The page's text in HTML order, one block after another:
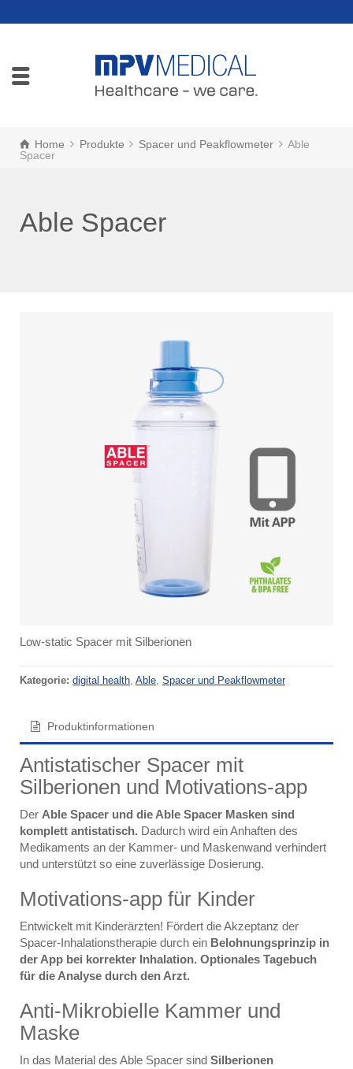
Home Produkte Spacer und Peakflowmeter
Able
Spacer
Able Spacer
Low-static Spacer mit Silberionen
Kategorie: digital health, Able, Spacer und Peakflowmeter
Produktinformationen
Antistatischer Spacer mit
Silberionen und Motivations-app
Der Able Spacer und die Able Spacer Masken sind
komplett antistatisch. Dadurch wird ein Anhaften des
Medikaments an der Kammer- und Maskenwand verhindert
und unterstützt so eine zuverlässige Dosierung.
Motivations-app für Kinder
Entwickelt mit Kinderärzten! Fördert die Akzeptanz der
Spacer-Inhalationstherapie durch ein Belohnungsprinzip in
der App bei korrekter Inhalation. Optionales Tagebuch
für die Analyse durch den Arzt.
Anti-Mikrobielle Kammer und
Maske
In das Material des Able Spacer sind Silberionen